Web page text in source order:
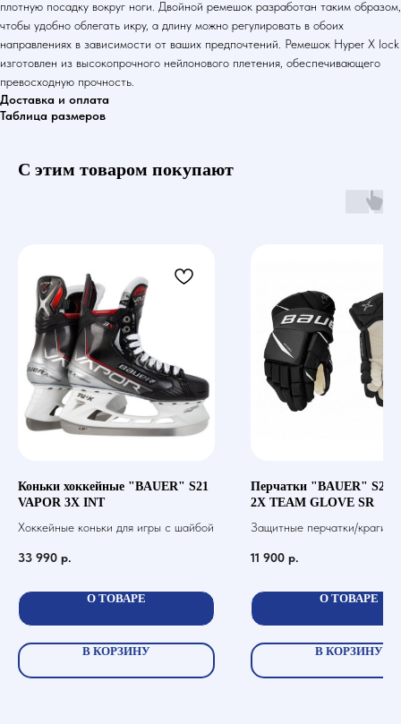
плотную посадку вокруг ноги. Двойной ремешок разработан таким образом,
чтобы удобно облегать икру, а длину можно регулировать в обоих
направлениях в зависимости от ваших предпочтений. Ремешок Hyper X lock
изготовлен из высокопрочного нейлонового плетения, обеспечивающего
превосходную прочность.
Доставка и оплата
Таблица размеров
С этим товаром покупают
Коньки хоккейные "BAUER" S21
VAPOR 3X INT
Хоккейные коньки для игры с шайбой
33 990 р.
О ТОВАРЕ
В КОРЗИНУ
Перчатки "BAUER" S20
2X TEAM GLOVE SR
Защитные перчатки/краги
11 900 р.
О ТОВАРЕ
В КОРЗИНУ